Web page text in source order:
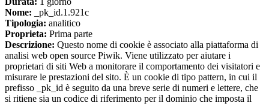
Nome: _pk_id.1.921c
Tipologia: analitico
Proprieta: Prima parte
Descrizione: Questo nome di cookie è associato alla piattaforma di
analisi web open source Piwik. Viene utilizzato per aiutare i
proprietari di siti Web a monitorare il comportamento dei visitatori e
misurare le prestazioni del sito. È un cookie di tipo pattern, in cui il
prefisso _pk_id è seguito da una breve serie di numeri e lettere, che
si ritiene sia un codice di riferimento per il dominio che imposta il